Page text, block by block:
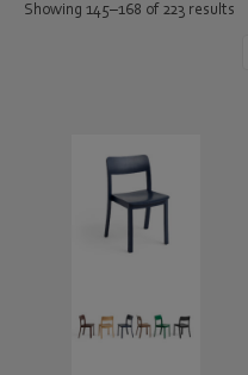
Showing 145–168 of 223 results